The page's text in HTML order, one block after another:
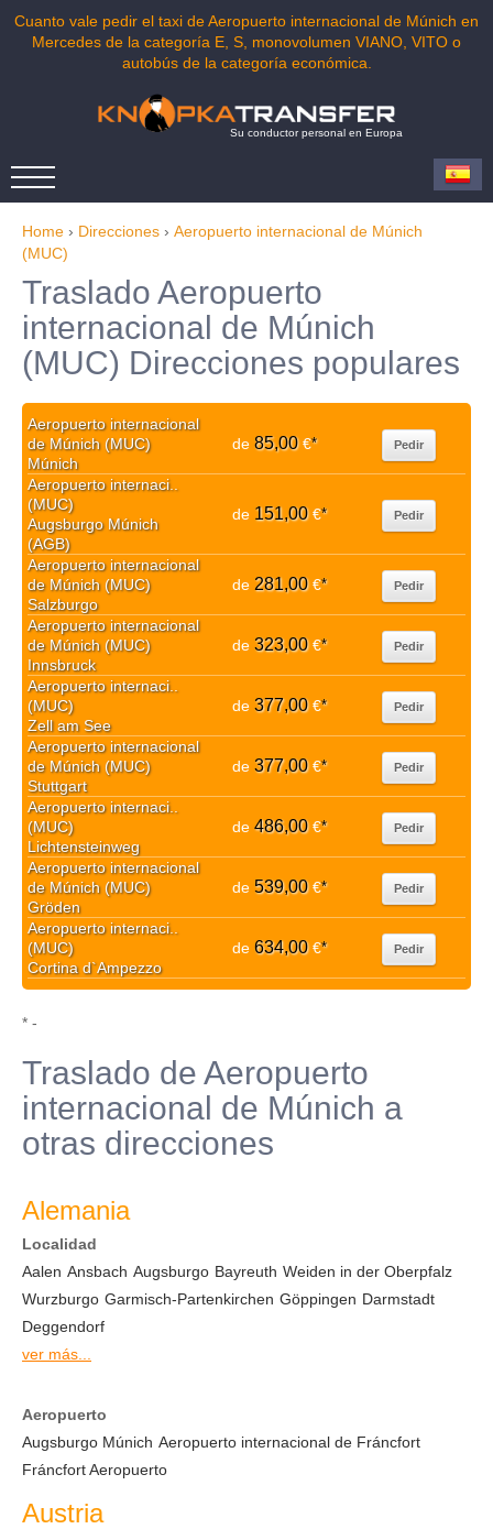
Cuanto vale pedir el taxi de Aeropuerto internacional de Múnich en
Mercedes de la categoría E, S, monovolumen VIANO, VITO o
autobús de la categoría económica.
Su conductor personal en Europa
Home › Direcciones › Aeropuerto internacional de Múnich
(MUC)
Traslado Aeropuerto
internacional de Múnich
(MUC) Direcciones populares
Aeropuerto internacional
de Múnich (MUC)
Múnich
de 85,00€* Pedir
Aeropuerto internaci..
(MUC)
Augsburgo Múnich
(AGB)
de 151,00€* Pedir
Aeropuerto internacional
de Múnich (MUC)
Salzburgo
de 281,00€* Pedir
Aeropuerto internacional
de Múnich (MUC)
Innsbruck
de 323,00€* Pedir
Aeropuerto internaci..
(MUC)
Zell am See
de 377,00€* Pedir
Aeropuerto internacional
de Múnich (MUC)
Stuttgart
de 377,00€* Pedir
Aeropuerto internaci..
(MUC)
Lichtensteinweg
de 486,00€* Pedir
Aeropuerto internacional
de Múnich (MUC)
Gröden
de 539,00€* Pedir
Aeropuerto internaci..
(MUC)
Cortina d`Ampezzo
de 634,00€* Pedir
* -
Traslado de Aeropuerto
internacional de Múnich a
otras direcciones
Alemania
Localidad
Aalen Ansbach Augsburgo Bayreuth Weiden in der Oberpfalz
Wurzburgo Garmisch-Partenkirchen Göppingen Darmstadt
Deggendorf
ver más...
Aeropuerto
Augsburgo Múnich Aeropuerto internacional de Fráncfort
Fráncfort Aeropuerto
Austria